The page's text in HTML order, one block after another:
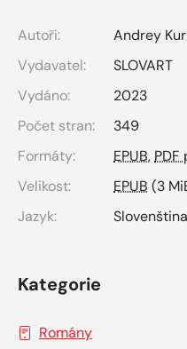
Autoři:
Andrey
Vydavatel:
SLOVART
Vydáno:
2023
Počet stran:
349
Formáty:
EPUB,
Velikost:
EPUB (3
Jazyk:
Slovenština
Kategorie
Romány